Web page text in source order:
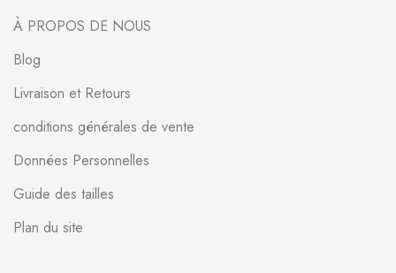
À PROPOS DE NOUS
Blog
Livraison et Retours
conditions générales de vente
Données Personnelles
Guide des tailles
Plan du site